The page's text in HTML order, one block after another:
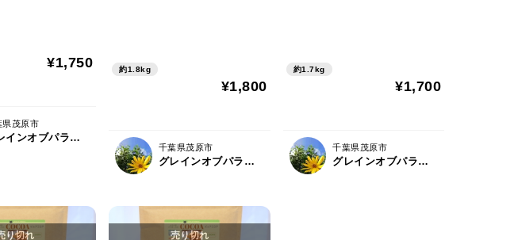
¥1,750
県茂原市
グレインオブパラダイス
約1.8kg
¥1,800
千葉県茂原市
グレインオブパラダイス
約1.7kg
¥1,700
千葉県茂原市
グレインオブパラダイス